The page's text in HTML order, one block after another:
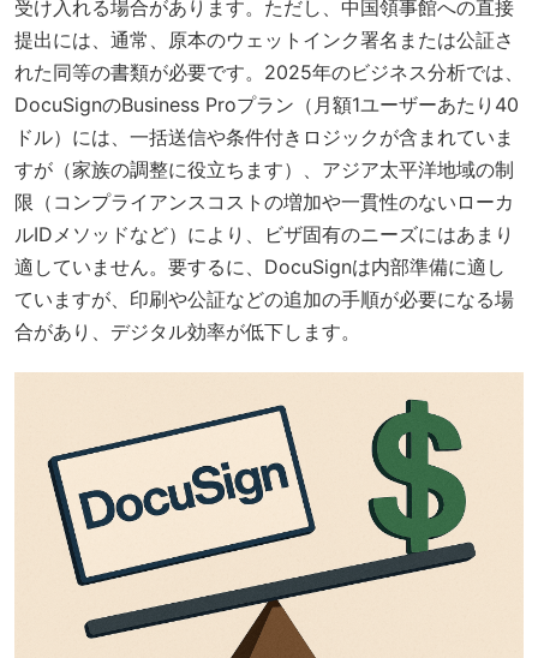
受け入れる場合があります。ただし、中国領事館への直接
提出には、通常、原本のウェットインク署名または公証さ
れた同等の書類が必要です。2025年のビジネス分析では、
DocuSignのBusiness Proプラン（月額1ユーザーあたり40
ドル）には、一括送信や条件付きロジックが含まれていま
すが（家族の調整に役立ちます）、アジア太平洋地域の制
限（コンプライアンスコストの増加や一貫性のないローカ
ルIDメソッドなど）により、ビザ固有のニーズにはあまり
適していません。要するに、DocuSignは内部準備に適し
ていますが、印刷や公証などの追加の手順が必要になる場
合があり、デジタル効率が低下します。